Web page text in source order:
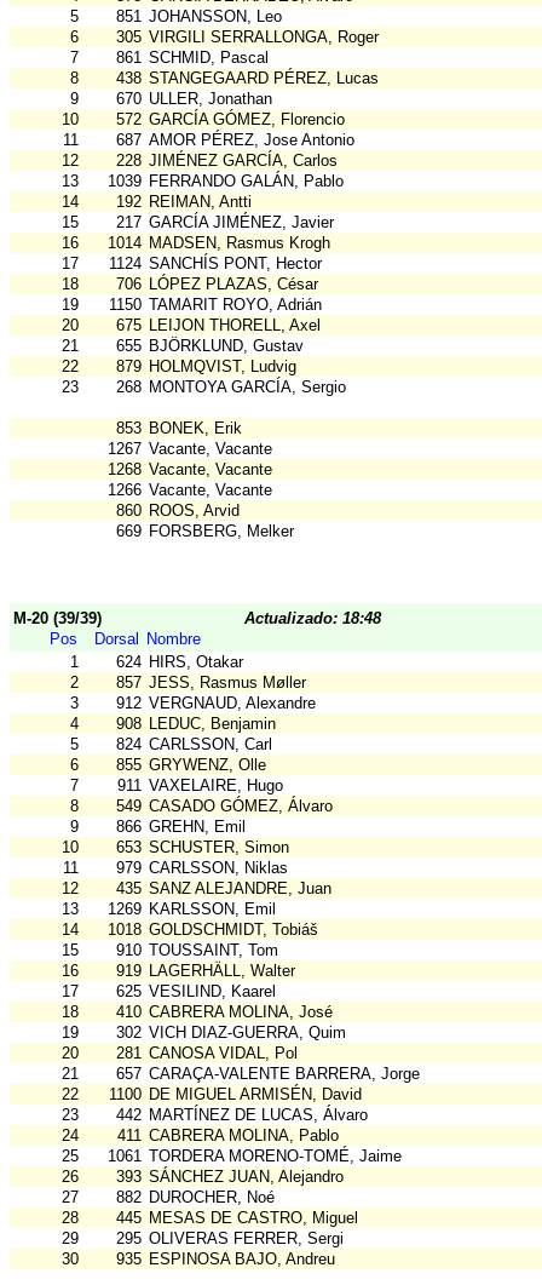
5
851 JOHANSSON, Leo
6
305 VIRGILI SERRALLONGA, Roger
7
861 SCHMID, Pascal
8
438 STANGEGAARD PÉREZ, Lucas
9
670 ULLER, Jonathan
10
572 GARCÍA GÓMEZ, Florencio
11
687 AMOR PÉREZ, Jose Antonio
12
228 JIMÉNEZ GARCÍA, Carlos
13
1039 FERRANDO GALÁN, Pablo
14
192 REIMAN, Antti
15
217 GARCÍA JIMÉNEZ, Javier
16
1014 MADSEN, Rasmus Krogh
17
1124 SANCHÍS PONT, Hector
18
706 LÓPEZ PLAZAS, César
19
1150 TAMARIT ROYO, Adrián
20
675 LEIJON THORELL, Axel
21
655 BJÖRKLUND, Gustav
22
879 HOLMQVIST, Ludvig
23
268 MONTOYA GARCÍA, Sergio
853 BONEK, Erik
1267 Vacante, Vacante
1268 Vacante, Vacante
1266 Vacante, Vacante
860 ROOS, Arvid
669 FORSBERG, Melker
M-20 (39/39)
Actualizado: 18:48
Pos
Dorsal
Nombre
1
624 HIRS, Otakar
2
857 JESS, Rasmus Møller
3
912 VERGNAUD, Alexandre
4
908 LEDUC, Benjamin
5
824 CARLSSON, Carl
6
855 GRYWENZ, Olle
7
911 VAXELAIRE, Hugo
8
549 CASADO GÓMEZ, Álvaro
9
866 GREHN, Emil
10
653 SCHUSTER, Simon
11
979 CARLSSON, Niklas
12
435 SANZ ALEJANDRE, Juan
13
1269 KARLSSON, Emil
14
1018 GOLDSCHMIDT, Tobiáš
15
910 TOUSSAINT, Tom
16
919 LAGERHÄLL, Walter
17
625 VESILIND, Kaarel
18
410 CABRERA MOLINA, José
19
302 VICH DIAZ-GUERRA, Quim
20
281 CANOSA VIDAL, Pol
21
657 CARAÇA-VALENTE BARRERA, Jorge
22
1100 DE MIGUEL ARMISÉN, David
23
442 MARTÍNEZ DE LUCAS, Álvaro
24
411 CABRERA MOLINA, Pablo
25
1061 TORDERA MORENO-TOMÉ, Jaime
26
393 SÁNCHEZ JUAN, Alejandro
27
882 DUROCHER, Noé
28
445 MESAS DE CASTRO, Miguel
29
295 OLIVERAS FERRER, Sergi
30
935 ESPINOSA BAJO, Andreu